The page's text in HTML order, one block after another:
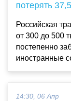
потерять
Российская
от 300 до 500
постепенно
иностранные
14:30, 06 Апр